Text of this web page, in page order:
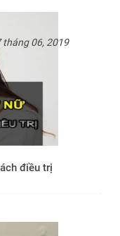
điều trị
tháng 06, 2019